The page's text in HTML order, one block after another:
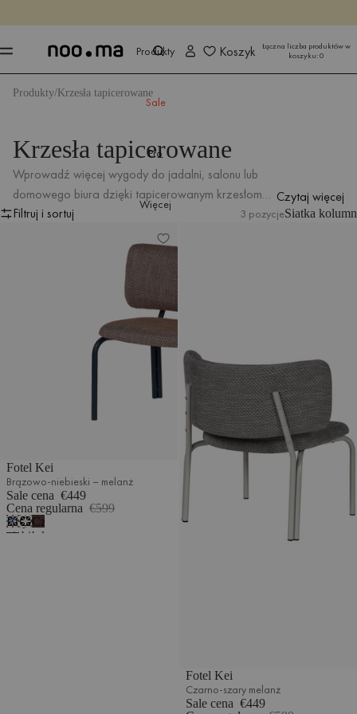
Kup teraz
Produkty
Sale
Pro
Więcej
Koszyk
Łączna liczba produktów w
koszyku:0
Produkty Krzesła tapicerowane
Krzesła tapicerowane
Wprowadź więcej wygody do jadalni, salonu lub
domowego biura dzięki tapicerowanym krzesłom
stworzonym z myślą o codziennym komforcie.
Miękkie, stylowe i uniwersalne – z łatwością
dopasują się do różnych aranżacji wnętrz.
Czytaj więcej
Filtruj i sortuj
3 pozycjeSiatka kolumn
Fotel Kei
Brązowo-niebieski – melanż
Sale cena €449
Cena regularna €599
Brązowo-
niebieski
Czarno-
szary
Czekoladowy
brąz
Fotel Kei
Czarno-szary melanż
Sale cena €449